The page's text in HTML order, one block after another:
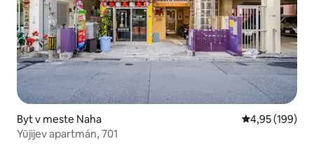
Byt v meste Naha Priemerné
4,95 (199)
Yūjijev apartmán, 701